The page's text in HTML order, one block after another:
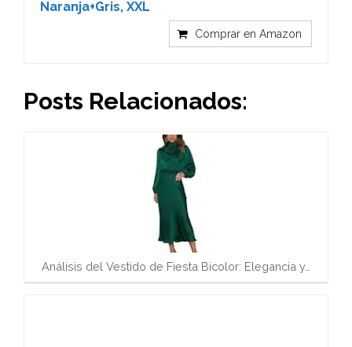
Naranja+Gris, XXL
Comprar en Amazon
Posts Relacionados:
Análisis del Vestido de Fiesta Bicolor: Elegancia y…